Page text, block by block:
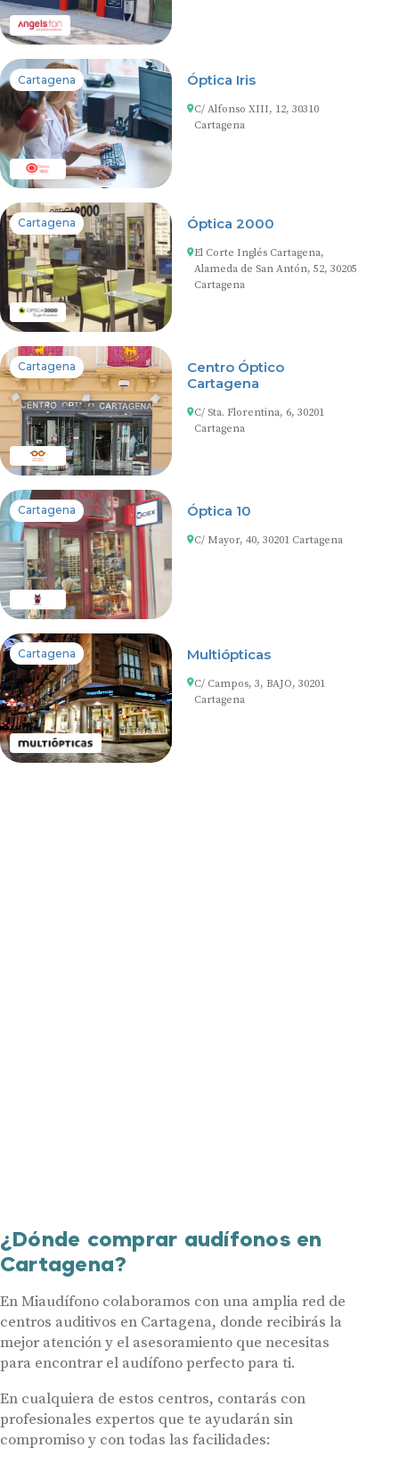
Cartagena Óptica Iris
C/ Alfonso XIII, 12, 30310
Cartagena
Cartagena Óptica 2000
El Corte Inglés Cartagena,
Alameda de San Antón, 52, 30205
Cartagena
Cartagena
Centro Óptico
Cartagena
C/ Sta. Florentina, 6, 30201
Cartagena
Cartagena Óptica 10
C/ Mayor, 40, 30201 Cartagena
Cartagena Multiópticas
C/ Campos, 3, BAJO, 30201
Cartagena
¿Dónde comprar audífonos en
Cartagena?
En Miaudífono colaboramos con una amplia red de
centros auditivos en Cartagena, donde recibirás la
mejor atención y el asesoramiento que necesitas
para encontrar el audífono perfecto para ti.
En cualquiera de estos centros, contarás con
profesionales expertos que te ayudarán sin
compromiso y con todas las facilidades: